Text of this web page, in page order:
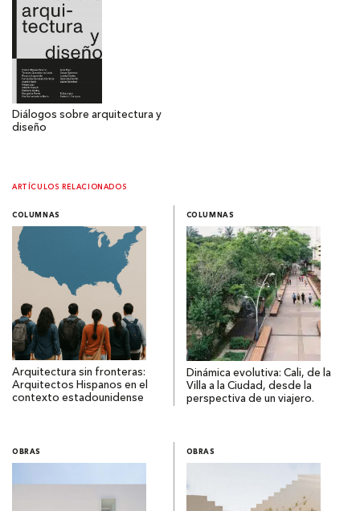
Diálogos sobre arquitectura y
diseño
ARTÍCULOS RELACIONADOS
COLUMNAS
Arquitectura sin fronteras:
Arquitectos Hispanos en el
contexto estadounidense
COLUMNAS
Dinámica evolutiva: Cali, de la
Villa a la Ciudad, desde la
perspectiva de un viajero.
OBRAS OBRAS